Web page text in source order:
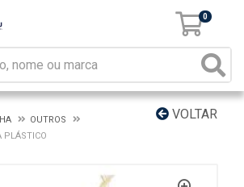
0
VOLTAR
OUTROS
PLÁSTICO